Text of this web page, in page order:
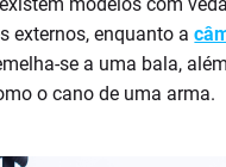
externos, enquanto a
se a uma bala,
o cano de uma arma.